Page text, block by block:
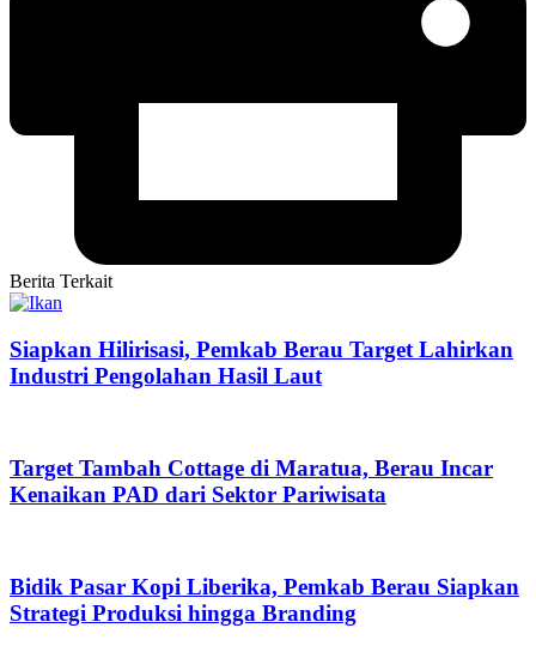
Berita Terkait
Siapkan Hilirisasi, Pemkab Berau Target Lahirkan
Industri Pengolahan Hasil Laut
Target Tambah Cottage di Maratua, Berau Incar
Kenaikan PAD dari Sektor Pariwisata
Bidik Pasar Kopi Liberika, Pemkab Berau Siapkan
Strategi Produksi hingga Branding